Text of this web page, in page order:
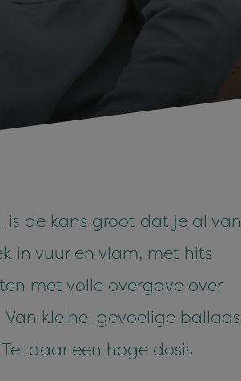
de kans groot dat je al van
in vuur en vlam, met hits
met volle overgave over
kleine, gevoelige ballads
daar een hoge dosis